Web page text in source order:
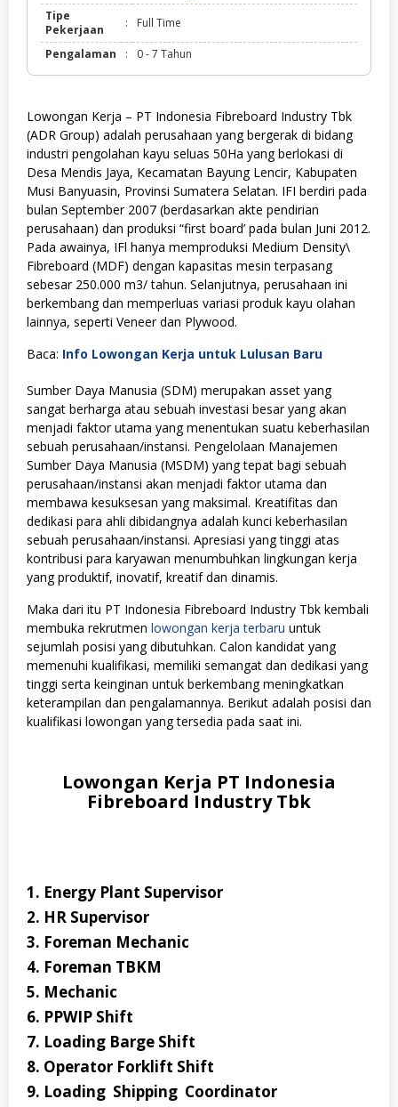
Tipe
Pekerjaan
: Full Time
Pengalaman : 0 - 7 Tahun
Lowongan Kerja – PT Indonesia Fibreboard Industry Tbk
(ADR Group) adalah perusahaan yang bergerak di bidang
industri pengolahan kayu seluas 50Ha yang berlokasi di
Desa Mendis Jaya, Kecamatan Bayung Lencir, Kabupaten
Musi Banyuasin, Provinsi Sumatera Selatan. IFI berdiri pada
bulan September 2007 (berdasarkan akte pendirian
perusahaan) dan produksi “first board’ pada bulan Juni 2012.
Pada awainya, IFl hanya memproduksi Medium Density\
Fibreboard (MDF) dengan kapasitas mesin terpasang
sebesar 250.000 m3/ tahun. Selanjutnya, perusahaan ini
berkembang dan memperluas variasi produk kayu olahan
lainnya, seperti Veneer dan Plywood.
Baca: Info Lowongan Kerja untuk Lulusan Baru
Sumber Daya Manusia (SDM) merupakan asset yang
sangat berharga atau sebuah investasi besar yang akan
menjadi faktor utama yang menentukan suatu keberhasilan
sebuah perusahaan/instansi. Pengelolaan Manajemen
Sumber Daya Manusia (MSDM) yang tepat bagi sebuah
perusahaan/instansi akan menjadi faktor utama dan
membawa kesuksesan yang maksimal. Kreatifitas dan
dedikasi para ahli dibidangnya adalah kunci keberhasilan
sebuah perusahaan/instansi. Apresiasi yang tinggi atas
kontribusi para karyawan menumbuhkan lingkungan kerja
yang produktif, inovatif, kreatif dan dinamis.
Maka dari itu PT Indonesia Fibreboard Industry Tbk kembali
membuka rekrutmen lowongan kerja terbaru untuk
sejumlah posisi yang dibutuhkan. Calon kandidat yang
memenuhi kualifikasi, memiliki semangat dan dedikasi yang
tinggi serta keinginan untuk berkembang meningkatkan
keterampilan dan pengalamannya. Berikut adalah posisi dan
kualifikasi lowongan yang tersedia pada saat ini.
Lowongan Kerja PT Indonesia
Fibreboard Industry Tbk
1. Energy Plant Supervisor
2. HR Supervisor
3. Foreman Mechanic
4. Foreman TBKM
5. Mechanic
6. PPWIP Shift
7. Loading Barge Shift
8. Operator Forklift Shift
9. Loading Shipping Coordinator